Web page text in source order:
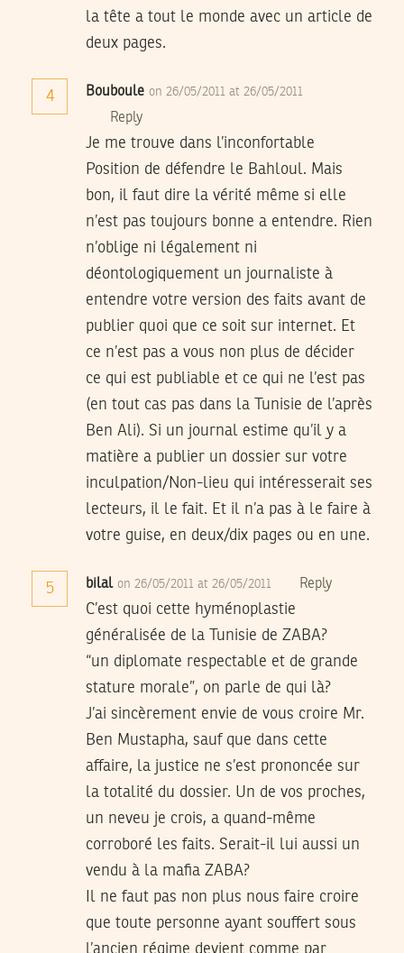
la tête a tout le monde avec un article de
deux pages.
4 Bouboule on 26/05/2011 at 26/05/2011
Reply
Je me trouve dans l’inconfortable
Position de défendre le Bahloul. Mais
bon, il faut dire la vérité même si elle
n’est pas toujours bonne a entendre. Rien
n’oblige ni légalement ni
déontologiquement un journaliste à
entendre votre version des faits avant de
publier quoi que ce soit sur internet. Et
ce n’est pas a vous non plus de décider
ce qui est publiable et ce qui ne l’est pas
(en tout cas pas dans la Tunisie de l’après
Ben Ali). Si un journal estime qu’il y a
matière a publier un dossier sur votre
inculpation/Non-lieu qui intéresserait ses
lecteurs, il le fait. Et il n’a pas à le faire à
votre guise, en deux/dix pages ou en une.
5 bilal on 26/05/2011 at 26/05/2011 Reply
C’est quoi cette hyménoplastie
généralisée de la Tunisie de ZABA?
“un diplomate respectable et de grande
stature morale”, on parle de qui là?
J’ai sincèrement envie de vous croire Mr.
Ben Mustapha, sauf que dans cette
affaire, la justice ne s’est prononcée sur
la totalité du dossier. Un de vos proches,
un neveu je crois, a quand-même
corroboré les faits. Serait-il lui aussi un
vendu à la mafia ZABA?
Il ne faut pas non plus nous faire croire
que toute personne ayant souffert sous
l’ancien régime devient comme par